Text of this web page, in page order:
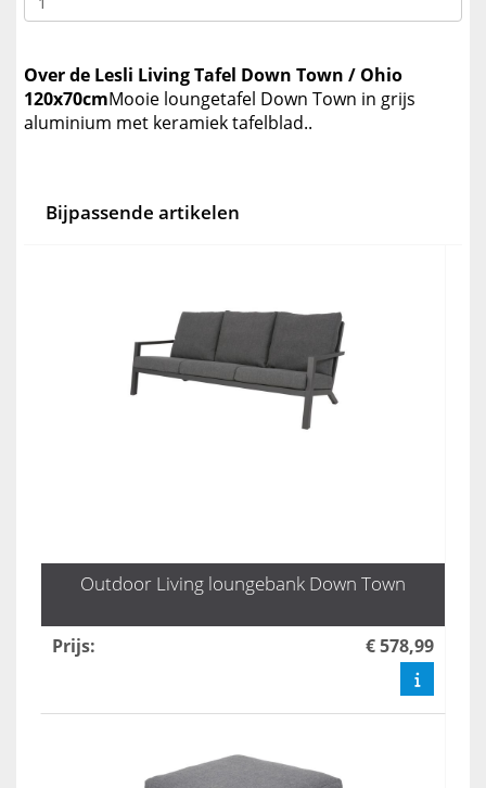
Over de Lesli Living Tafel Down Town / Ohio
120x70cmMooie loungetafel Down Town in grijs
aluminium met keramiek tafelblad..
Bijpassende artikelen
Outdoor Living loungebank Down Town
Prijs: € 578,99